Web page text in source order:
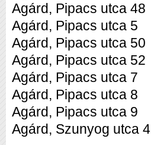
Agárd, Pipacs utca 48
Agárd, Pipacs utca 5
Agárd, Pipacs utca 50
Agárd, Pipacs utca 52
Agárd, Pipacs utca 7
Agárd, Pipacs utca 8
Agárd, Pipacs utca 9
Agárd, Szunyog utca 4